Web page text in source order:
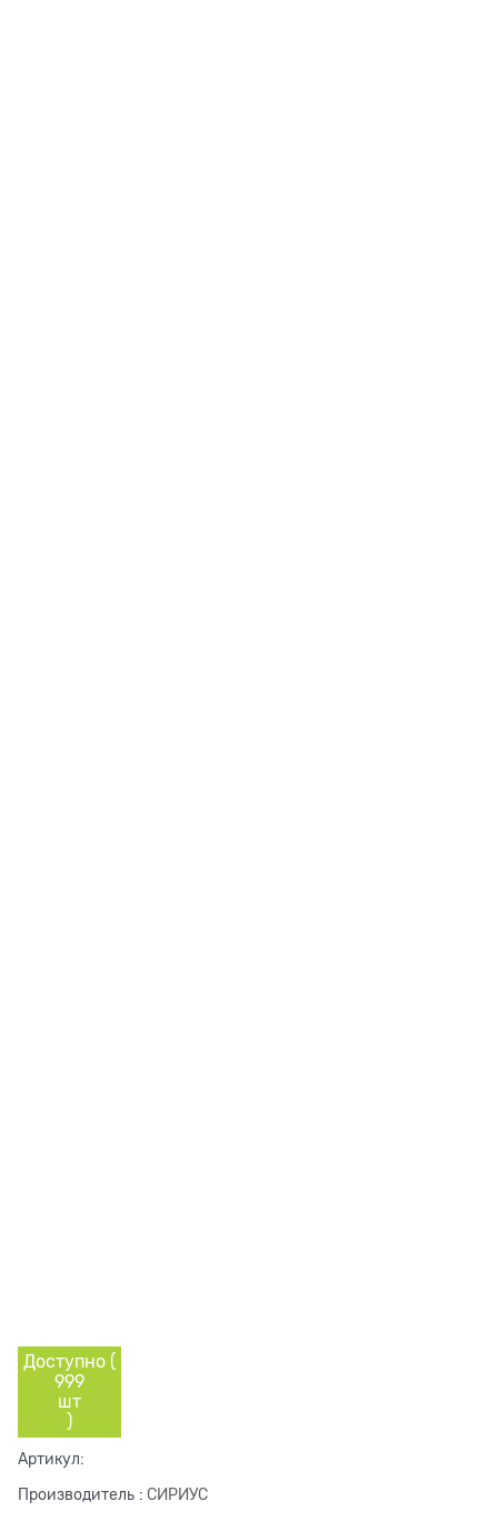
Доступно (
999
шт
)
Артикул:
Производитель : СИРИУС